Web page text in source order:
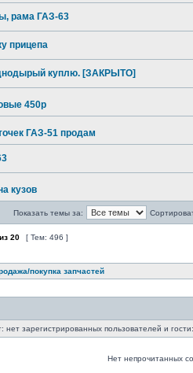
рама ГАЗ-63
прицепа
куплю. [ЗАКРЫТО]
450р
ГАЗ-51 продам
кузов
Показать темы за:
из 20 [ Тем: 496 ]
покупка запчастей
зарегистрированных пользователей и
Нет непрочитанных